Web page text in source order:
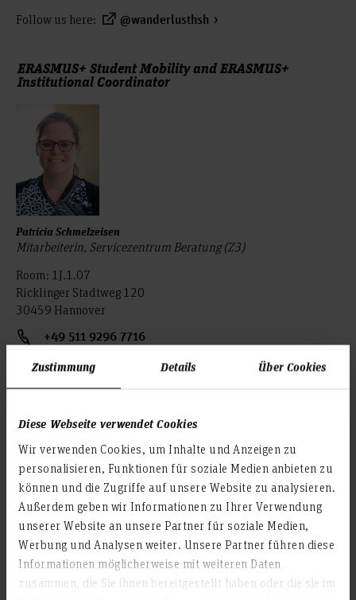
Zustimmung Details Über Cookies
Diese Webseite verwendet Cookies
Wir verwenden Cookies, um Inhalte und Anzeigen zu
personalisieren, Funktionen für soziale Medien anbieten zu
können und die Zugriffe auf unsere Website zu analysieren.
Außerdem geben wir Informationen zu Ihrer Verwendung
unserer Website an unsere Partner für soziale Medien,
Werbung und Analysen weiter. Unsere Partner führen diese
Informationen möglicherweise mit weiteren Daten
zusammen, die Sie ihnen bereitgestellt haben oder die sie im
Follow us here:
@wanderlusthsh
ERASMUS+ Student Mobility and ERASMUS+
Institutional Coordinator
Patricia Schmelzeisen
Mitarbeiterin, Servicezentrum Beratung (Z3)
Room: 1J.1.07
Ricklinger Stadtweg 120
30459 Hannover
+49 511 9296 7716
patricia.schmelzeisen(at)hs-hannover.de
Profile
ERASMUS+ Staff Mobility and ERASMUS+ Deputy
Institutional Coordinator